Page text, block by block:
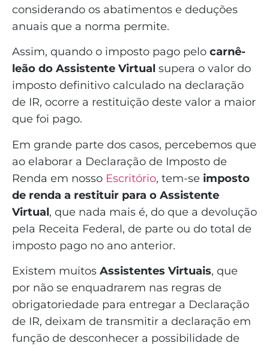
considerando os abatimentos e deduções
anuais que a norma permite.
Assim, quando o imposto pago pelo carnê-
leão do Assistente Virtual supera o valor do
imposto definitivo calculado na declaração
de IR, ocorre a restituição deste valor a maior
que foi pago.
Em grande parte dos casos, percebemos que
ao elaborar a Declaração de Imposto de
Renda em nosso Escritório, tem-se imposto
de renda a restituir para o Assistente
Virtual, que nada mais é, do que a devolução
pela Receita Federal, de parte ou do total de
imposto pago no ano anterior.
Existem muitos Assistentes Virtuais, que
por não se enquadrarem nas regras de
obrigatoriedade para entregar a Declaração
de IR, deixam de transmitir a declaração em
função de desconhecer a possibilidade de